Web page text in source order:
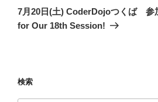
ゲ
ー
稿
の
投
7月20日(土) CoderDojoつくば 参
for Our 18th Session!
検索